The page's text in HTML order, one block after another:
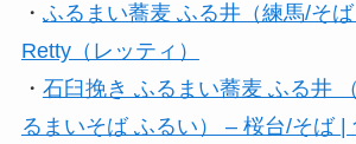
・ ふるまい蕎麦 ふる井（練馬/そ
Retty（レッティ）
・ 石臼挽き ふるまい蕎麦 ふる井
るまいそば ふるい） – 桜台/そば |